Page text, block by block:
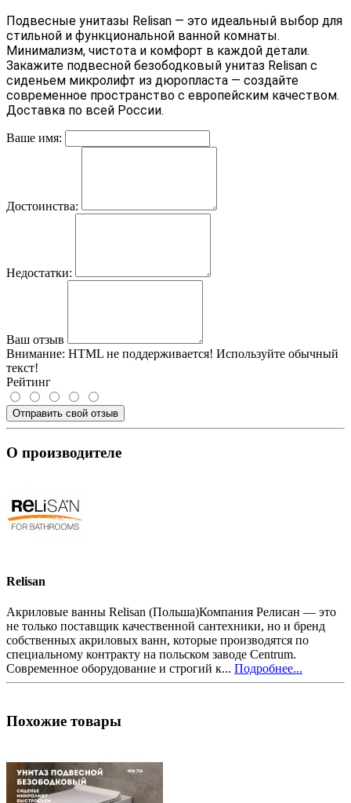
Подвесные унитазы Relisan — это идеальный выбор для
стильной и функциональной ванной комнаты.
Минимализм, чистота и комфорт в каждой детали.
Закажите подвесной безободковый унитаз Relisan с
сиденьем микролифт из дюропласта — создайте
современное пространство с европейским качеством.
Доставка по всей России.
Ваше имя:
Достоинства:
Недостатки:
Ваш отзыв
Внимание: HTML не поддерживается! Используйте обычный
текст!
Рейтинг
Отправить свой отзыв
О производителе
Relisan
Акриловые ванны Relisan (Польша)Компания Релисан — это
не только поставщик качественной сантехники, но и бренд
собственных акриловых ванн, которые производятся по
специальному контракту на польском заводе Centrum.
Современное оборудование и строгий к... Подробнее...
Похожие товары